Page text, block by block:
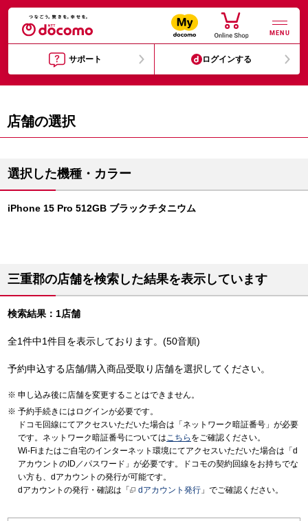
MENU
サポート ログインする
店舗の選択
選択した機種・カラー
iPhone 15 Pro 512GB ブラックチタニウム
三重郡の店舗を検索した結果を表示しています
検索結果：1店舗
全1件中1件目を表示しております。(50音順)
予約申込する店舗/購入商品受取り店舗を選択してください。
申し込み後に店舗を変更することはできません。
予約手続きにはログインが必要です。
ドコモ回線にてアクセスいただいた場合は「ネットワーク暗証番号」が必要
です。ネットワーク暗証番号についてはこちら をご確認ください。
Wi-Fiまたはご自宅のインターネット環境にてアクセスいただいた場合は「d
アカウントのID／パスワード」が必要です。ドコモの契約回線をお持ちでな
い方も、dアカウントの発行が可能です。
dアカウントの発行・確認は「
dアカウント発行 」でご確認ください。